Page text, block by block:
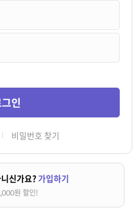
비밀번호 찾기
니신가요?가입하기
원 할인!